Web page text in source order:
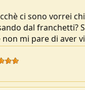
ci sono vorrei
dal franchetti?
mi pare di aver